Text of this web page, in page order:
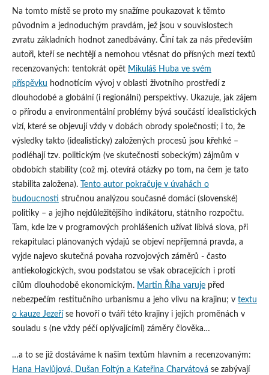
Na tomto místě se proto my snažíme poukazovat k těmto
původním a jednoduchým pravdám, jež jsou v souvislostech
zvratu základních hodnot zanedbávány. Činí tak za nás především
autoři, kteří se nechtějí a nemohou vtěsnat do přísných mezí textů
recenzovaných: tentokrát opět Mikuláš Huba ve svém
příspěvku hodnotícím vývoj v oblasti životního prostředí z
dlouhodobé a globální (i regionální) perspektivy. Ukazuje, jak zájem
o přírodu a environmentální problémy bývá součástí idealistických
vizí, které se objevují vždy v dobách obrody společnosti; i to, že
výsledky takto (idealisticky) založených procesů jsou křehké –
podléhají tzv. politickým (ve skutečnosti sobeckým) zájmům v
obdobích stability (což mj. otevírá otázky po tom, na čem je tato
stabilita založena).
Tento autor pokračuje v úvahách o
budoucnosti stručnou analýzou současné domácí (slovenské)
politiky – a jejího nejdůležitějšího indikátoru, státního rozpočtu.
Tam, kde lze v programových prohlášeních užívat líbivá slova, při
rekapitulaci plánovaných výdajů se objeví nepříjemná pravda, a
vyjde najevo skutečná povaha rozvojových záměrů ‑ často
antiekologických, svou podstatou se však obracejících i proti
cílům dlouhodobě ekonomickým. Martin Říha varujepřed
nebezpečím restitučního urbanismu a jeho vlivu na krajinu; v textu
o kauze Jezeříse hovoří o tváři této krajiny i jejích proměnách v
souladu s (ne vždy péčí oplývajícími) záměry člověka…
…a to se již dostáváme k našim textům hlavním a recenzovaným:
Hana Havlůjová, Dušan Foltýn a Kateřina Charvátová se zabývají